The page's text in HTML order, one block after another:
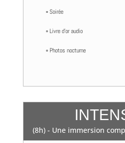
▫️ Soirée
▫️ Livre d’or audio
▫️ Photos nocturne
(8h) - Une immersion